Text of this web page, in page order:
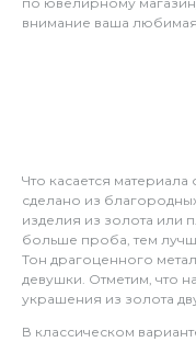
внимание ваша
Что касается
сделано из
изделия из золота или
больше проба, тем
Тон драгоценного
девушки. Отметим, что
украшения из золота
В классическом